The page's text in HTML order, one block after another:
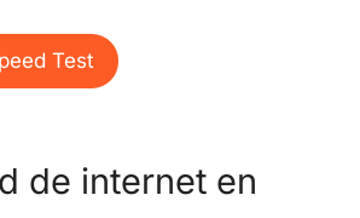
Test
de internet en